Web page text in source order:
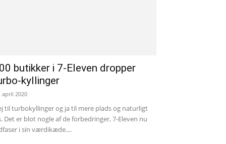
butikker i 7-Eleven dropper
kyllinger
april 2020
til turbokyllinger og ja til mere plads og naturligt
Det er blot nogle af de forbedringer, 7-Eleven nu
i sin værdikæde....